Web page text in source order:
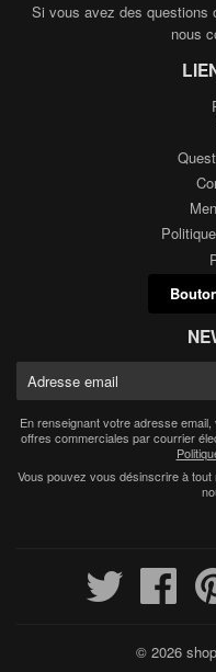
Si vous avez des questions
nous
mail
En renseignant votre adresse
offres commerciales par courrier
Vous pouvez vous désinscrire à
Twitter
© 2026